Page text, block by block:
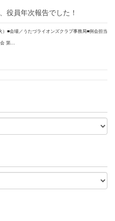
役員年次報告でした！
）■会場／うたづライオンズクラブ事務局■例会担当
会 第…